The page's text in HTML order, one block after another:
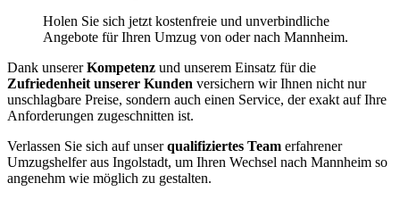
Holen Sie sich jetzt kostenfreie und unverbindliche
Angebote für Ihren Umzug von oder nach Mannheim.
Dank unsererKompetenz und unserem Einsatz für die
Zufriedenheit unserer Kunden versichern wir Ihnen nicht nur
unschlagbare Preise, sondern auch einen Service, der exakt auf Ihre
Anforderungen zugeschnitten ist.
Verlassen Sie sich auf unserqualifiziertes Team erfahrener
Umzugshelfer aus Ingolstadt, um Ihren Wechsel nach Mannheim so
angenehm wie möglich zu gestalten.